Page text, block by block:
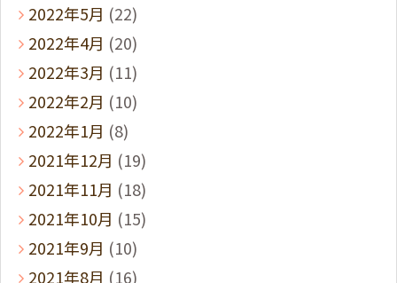
2022年5月 (22)
2022年4月 (20)
2022年3月 (11)
2022年2月 (10)
2022年1月 (8)
2021年12月 (19)
2021年11月 (18)
2021年10月 (15)
2021年9月 (10)
2021年8月 (16)